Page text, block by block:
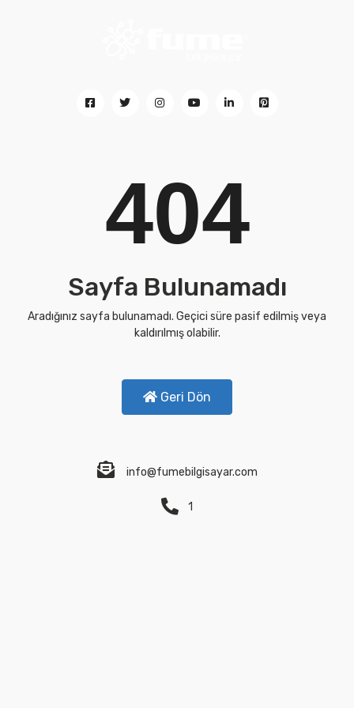
404
Sayfa Bulunamadı
Aradığınız sayfa bulunamadı. Geçici süre pasif edilmiş veya
kaldırılmış olabilir.
Geri Dön
info@fumebilgisayar.com
1